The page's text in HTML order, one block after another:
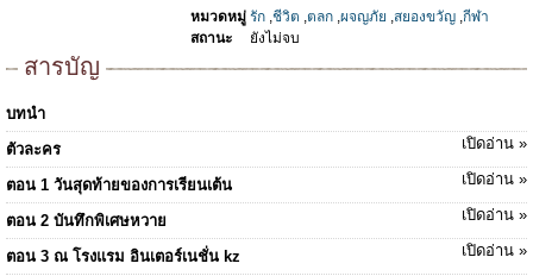
หมวดหมู่ รัก ,ชีวิต ,ตลก ,ผจญภัย ,สยองขวัญ ,กีฬา
สถานะ
ยังไม่จบ
สารบัญ
บทนำ
ตัวละคร
เปิดอ่าน »
ตอน 1 วันสุดท้ายของการเรียนเต้น เปิดอ่าน »
ตอน 2 บันทึกพิเศษหวาย เปิดอ่าน »
ตอน 3 ณ โรงแรม อินเตอร์เนชั่น kz เปิดอ่าน »